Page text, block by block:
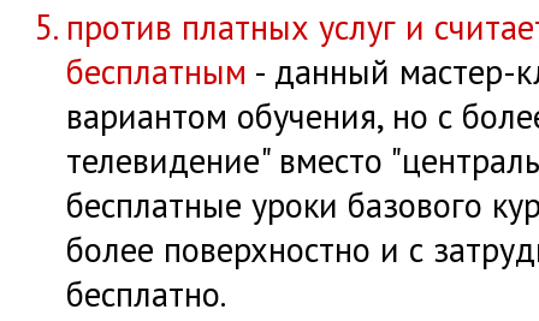
против платных услуг и
бесплатным - данный мастер-
вариантом обучения, но с
телевидение" вместо
бесплатные уроки базового
более поверхностно и с
бесплатно.